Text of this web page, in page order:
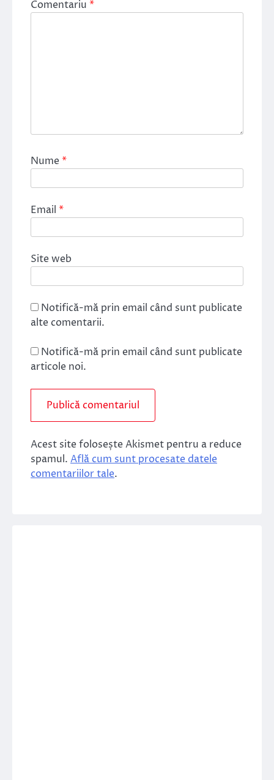
Comentariu *
Nume*
Email *
Site web
Notifică-mă prin email când sunt publicate
alte comentarii.
Notifică-mă prin email când sunt publicate
articole noi.
Acest site folosește Akismet pentru a reduce
spamul. Află cum sunt procesate datele
comentariilor tale.